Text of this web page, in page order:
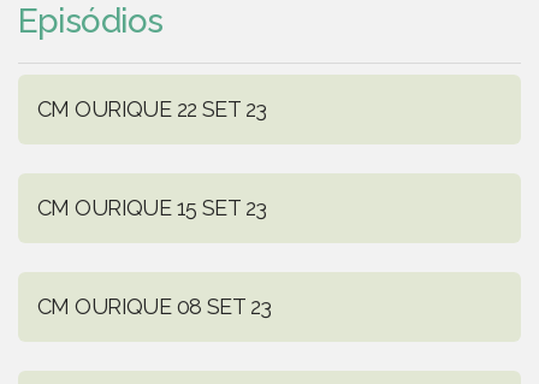
Episódios
CM OURIQUE 22 SET 23
CM OURIQUE 15 SET 23
CM OURIQUE 08 SET 23